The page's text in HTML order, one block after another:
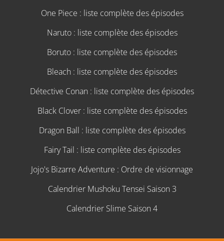
One Piece : liste complète des épisodes
Naruto : liste complète des épisodes
Boruto : liste complète des épisodes
Bleach : liste complète des épisodes
Détective Conan : liste complète des épisodes
Black Clover : liste complète des épisodes
Dragon Ball : liste complète des épisodes
Fairy Tail : liste complète des épisodes
Jojo's Bizarre Adventure : Ordre de visionnage
Calendrier Mushoku Tensei Saison 3
Calendrier Slime Saison 4